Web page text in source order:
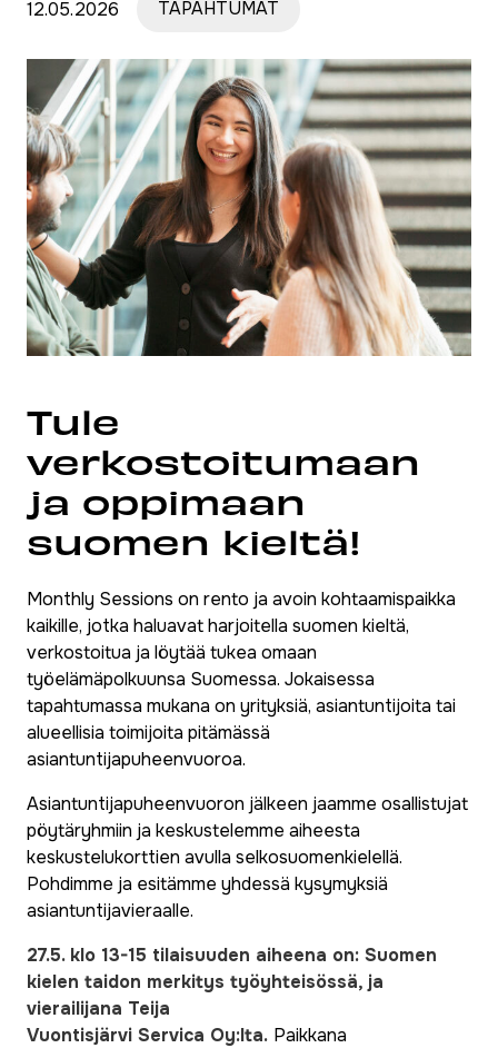
12.05.2026 TAPAHTUMAT
Tule
verkostoitumaan
ja oppimaan
suomen kieltä!
Monthly Sessions on rento ja avoin kohtaamispaikka
kaikille, jotka haluavat harjoitella suomen kieltä,
verkostoitua ja löytää tukea omaan
työelämäpolkuunsa Suomessa. Jokaisessa
tapahtumassa mukana on yrityksiä, asiantuntijoita tai
alueellisia toimijoita pitämässä
asiantuntijapuheenvuoroa.
Asiantuntijapuheenvuoron jälkeen jaamme osallistujat
pöytäryhmiin ja keskustelemme aiheesta
keskustelukorttien avulla selkosuomenkielellä.
Pohdimme ja esitämme yhdessä kysymyksiä
asiantuntijavieraalle.
27.5. klo 13-15 tilaisuuden aiheena on: Suomen
kielen taidon merkitys työyhteisössä, ja
vierailijana Teija
Vuontisjärvi Servica Oy:lta. Paikkana